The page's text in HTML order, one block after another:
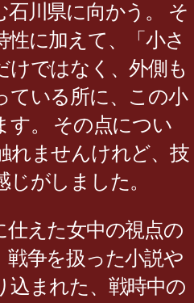
川県に向かう。 そ
性に加えて、「小さ
けではなく、外側も
ている所に、この小
す。 その点につい
れませんけれど、技
がしました。
仕えた女中の視点の
戦争を扱った小説や
込まれた、戦時中の